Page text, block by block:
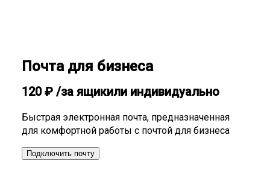
Почта для бизнеса
120₽ /за ящикили индивидуально
Быстрая электронная почта, предназначенная
для комфортной работы с почтой для бизнеса
Подключить почту